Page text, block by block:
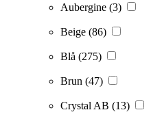
Aubergine (3)
Beige (86)
Blå (275)
Brun (47)
Crystal AB (13)